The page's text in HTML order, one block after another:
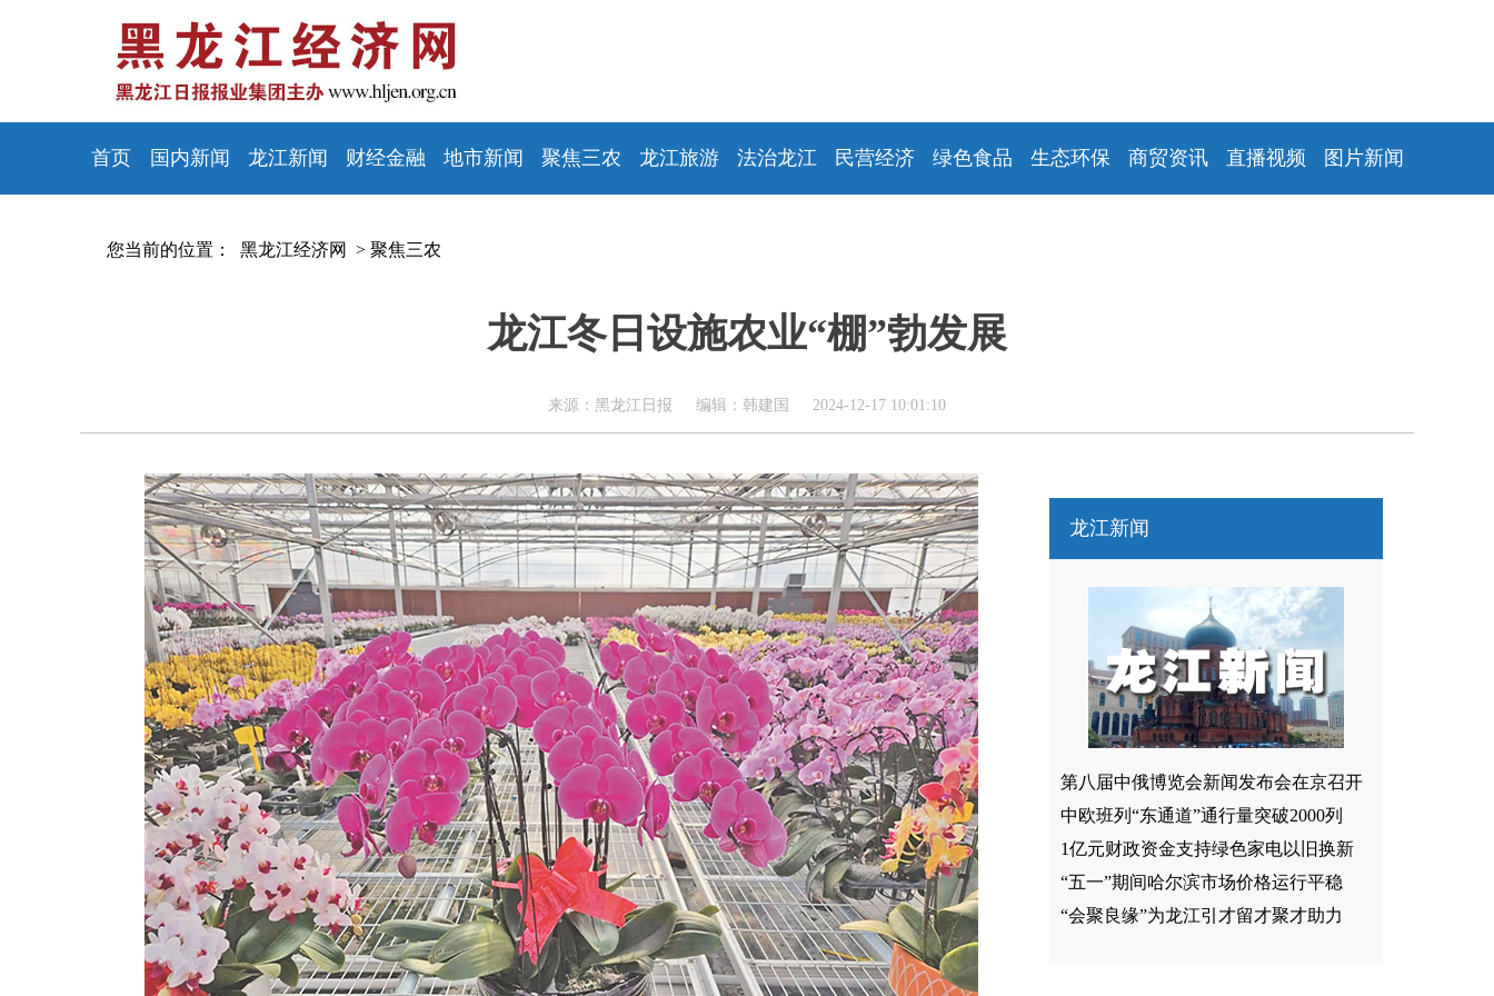
首页 国内新闻 龙江新闻 财经金融 地市新闻 聚焦三农 龙江旅游 法治龙江 民营经济 绿色食品 生态环保 商贸资讯 直播视频 图片新闻
您当前的位置： 黑龙江经济网 > 聚焦三农
龙江冬日设施农业“棚”勃发展
来源：黑龙江日报 编辑：韩建国 2024-12-17 10:01:10